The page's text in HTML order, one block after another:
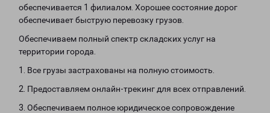
обеспечивается 1 филиалом. Хорошее состояние дорог
обеспечивает быструю перевозку грузов.
Обеспечиваем полный спектр складских услуг на
территории города.
1. Все грузы застрахованы на полную стоимость.
2. Предоставляем онлайн-трекинг для всех отправлений.
3. Обеспечиваем полное юридическое сопровождение